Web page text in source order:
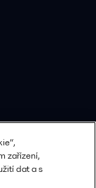
zařízení,
dat a s